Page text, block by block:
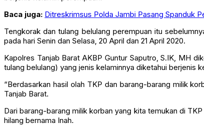
Baca juga: Ditreskrimsus Polda Jambi Pasang Spanduk
Tengkorak dan tulang belulang perempuan itu
pada hari Senin dan Selasa, 20 April dan 21 April 2020.
Kapolres Tanjab Barat AKBP Guntur Saputro, S.IK, MH
tulang belulang) yang jenis kelaminnya diketahui berjenis
“Berdasarkan hasil olah TKP dan barang-barang milik
Tanjab Barat.
Dari barang-barang milik korban yang kita temukan di
hilang bernama Inah.